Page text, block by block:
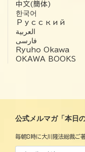
中文(簡体)
한국어
Русский
العربية‏
فارسی
Ryuho Okawa
OKAWA BOOKS
公式メルマガ「本日
毎朝8時に大川隆法総裁ご